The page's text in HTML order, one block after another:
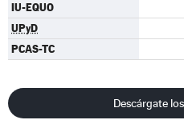
IU-EQUO
UPyD
PCAS-TC
Descárgate